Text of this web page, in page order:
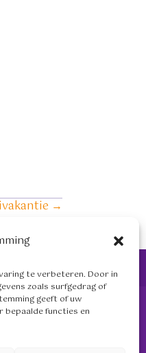
te verbeteren. Door in
zoals surfgedrag of
geeft of uw
functies en
→
media